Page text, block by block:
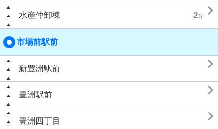
水産仲卸棟 2分 
市場前駅前
新豊洲駅前 
豊洲駅前 
豊洲四丁目 